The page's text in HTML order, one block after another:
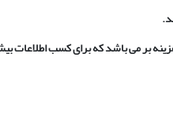
بر می باشد که برای کسب اطلاعات